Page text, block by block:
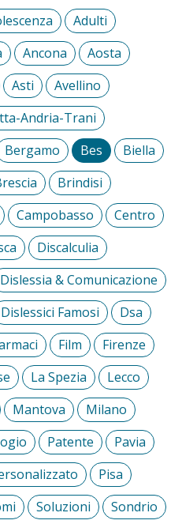
Adulti
Ancona
Aosta
Asti
Avellino
Andria-Trani
Bergamo Bes
Biella
Brindisi
Campobasso
Centro
Discalculia
Dislessia & Comunicazione
Dislessici Famosi
Dsa
Film
Firenze
La Spezia
Lecco
Mantova
Milano
Patente
Pavia
Pisa
Soluzioni
Sondrio